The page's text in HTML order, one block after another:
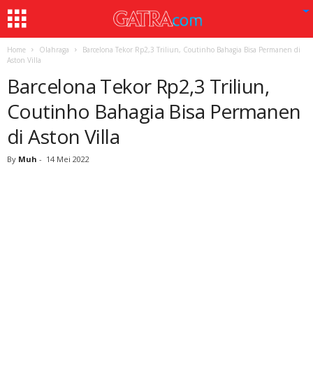
Home Olahraga
Barcelona Tekor Rp2,3 Triliun, Coutinho Bahagia Bisa Permanen di
Aston Villa
Barcelona Tekor Rp2,3 Triliun,
Coutinho Bahagia Bisa Permanen
di Aston Villa
By Muh - 14 Mei 2022